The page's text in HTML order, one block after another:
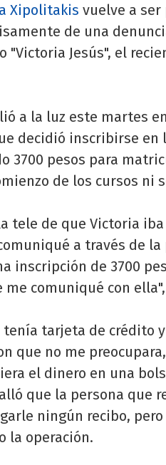
Xipolitakis vuelve a
de una
"Victoria Jesús", el
a la luz este martes
decidió inscribirse en
3700 pesos para
de los cursos ni
tele de que Victoria
a través de
inscripción de 3700
comuniqué con
tarjeta de crédito
que no me
el dinero en una
que la persona que
ningún recibo,
la operación.